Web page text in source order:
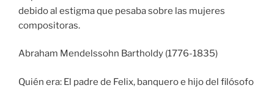
debido al estigma que pesaba sobre las mujeres
compositoras.
Abraham Mendelssohn Bartholdy (1776-1835)
Quién era: El padre de Felix, banquero e hijo del filósofo